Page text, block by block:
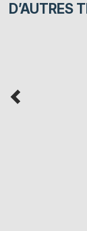
D’AUTRES